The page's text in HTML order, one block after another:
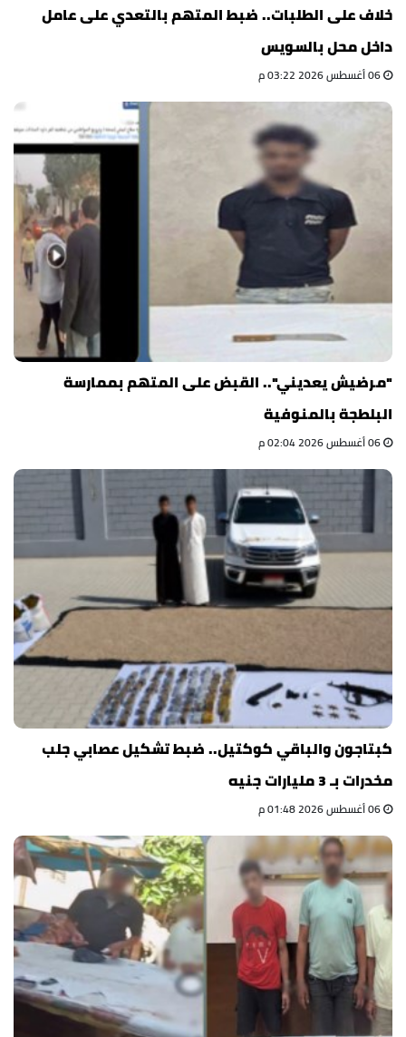
خلاف على الطلبات.. ضبط المتهم بالتعدي على عامل
داخل محل بالسويس
"مرضيش يعديني".. القبض على المتهم بممارسة
البلطجة بالمنوفية
كبتاجون والباقي كوكتيل.. ضبط تشكيل عصابي جلب
مخدرات بـ 3 مليارات جنيه